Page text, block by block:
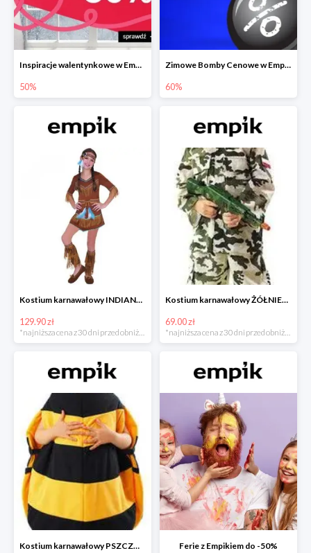
Inspiracje walentynkowe w Empiku do -50%
50%
Zimowe Bomby Cenowe w Empiku do -60%
60%
Kostium karnawałowy INDIANKA
129.90 zł
*najniższa cena z 30 dni przed obniżką
Kostium karnawałowy ŻÓŁNIERZ
69.00 zł
*najniższa cena z 30 dni przed obniżką
Kostium karnawałowy PSZCZÓŁKA Ferie z Empikiem do -50%